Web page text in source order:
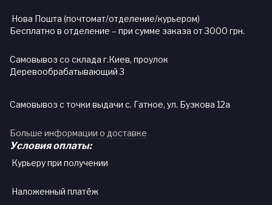
Нова Пошта (почтомат/отделение/курьером)
Бесплатно в отделение – при сумме заказа от 3000 грн.
Самовывоз со склада г.Киев, проулок
Деревообрабатывающий 3
Самовывоз с точки выдачи с. Гатное, ул. Бузкова 12а
Больше информации о доставке
Условия оплаты:
Курьеру при получении
Наложенный платёж